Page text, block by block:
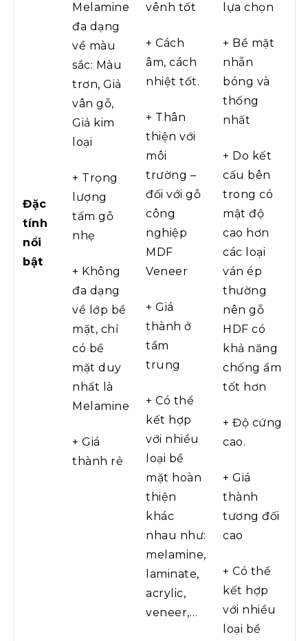
Đặc
tính
nổi
bật
Melamine
đa dạng
về màu
sắc: Màu
trơn, Giả
vân gỗ,
Giả kim
loại
+ Trọng
lượng
tấm gỗ
nhẹ
+ Không
đa dạng
về lớp bề
mặt, chỉ
có bề
mặt duy
nhất là
Melamine
+ Giá
thành rẻ
vênh tốt
+ Cách
âm, cách
nhiệt tốt.
+ Thân
thiện với
môi
trường –
đối với gỗ
công
nghiệp
MDF
Veneer
+ Giá
thành ở
tầm
trung
+ Có thể
kết hợp
với nhiều
loại bề
mặt hoàn
thiện
khác
nhau như:
melamine,
laminate,
acrylic,
veneer,…
lựa chọn
+ Bề mặt
nhẵn
bóng và
thống
nhất
+ Do kết
cấu bên
trong có
mật độ
cao hơn
các loại
ván ép
thường
nên gỗ
HDF có
khả năng
chống ẩm
tốt hơn
+ Độ cứng
cao.
+ Giá
thành
tương đối
cao
+ Có thể
kết hợp
với nhiều
loại bề